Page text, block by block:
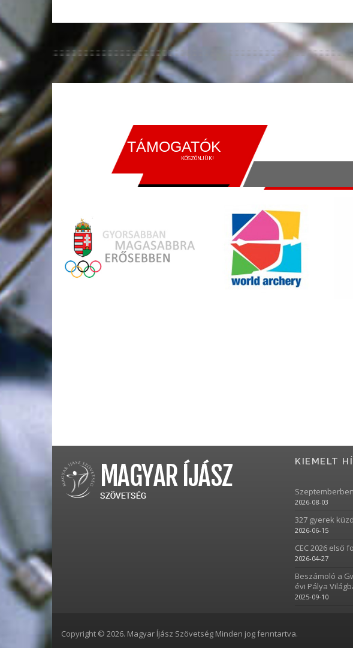
TÁMOGATÓK
KÖSZÖNJÜK!
KIEMELT
2026-08-03
327 gyerek
2026-06-15
CEC 2026 első
2026-04-27
Beszámoló a
évi Pálya
2025-09-10
Copyright © 2026. Magyar Íjász Szövetség Minden jog fenntartva.